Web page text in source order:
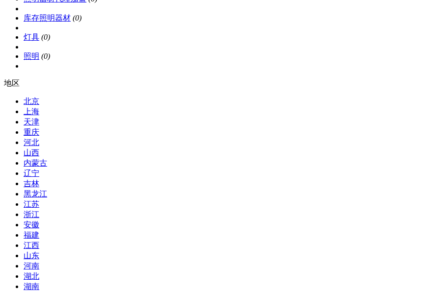
库存照明器材 (0)
灯具 (0)
照明 (0)
地区
北京
上海
天津
重庆
河北
山西
内蒙古
辽宁
吉林
黑龙江
江苏
浙江
安徽
福建
江西
山东
河南
湖北
湖南